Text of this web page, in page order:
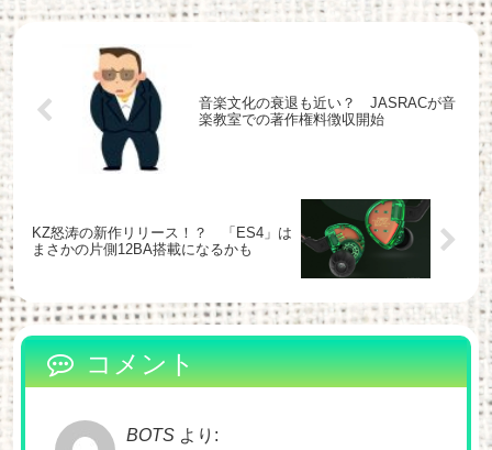
音楽文化の衰退も近い？ JASRACが音
楽教室での著作権料徴収開始
KZ怒涛の新作リリース！？ 「ES4」は
まさかの片側12BA搭載になるかも
コメント
BOTS より: